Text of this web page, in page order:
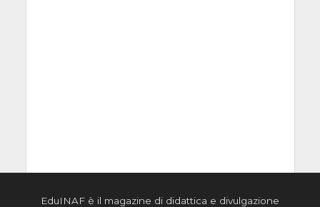
EduINAF è il magazine di didattica e divulgazione